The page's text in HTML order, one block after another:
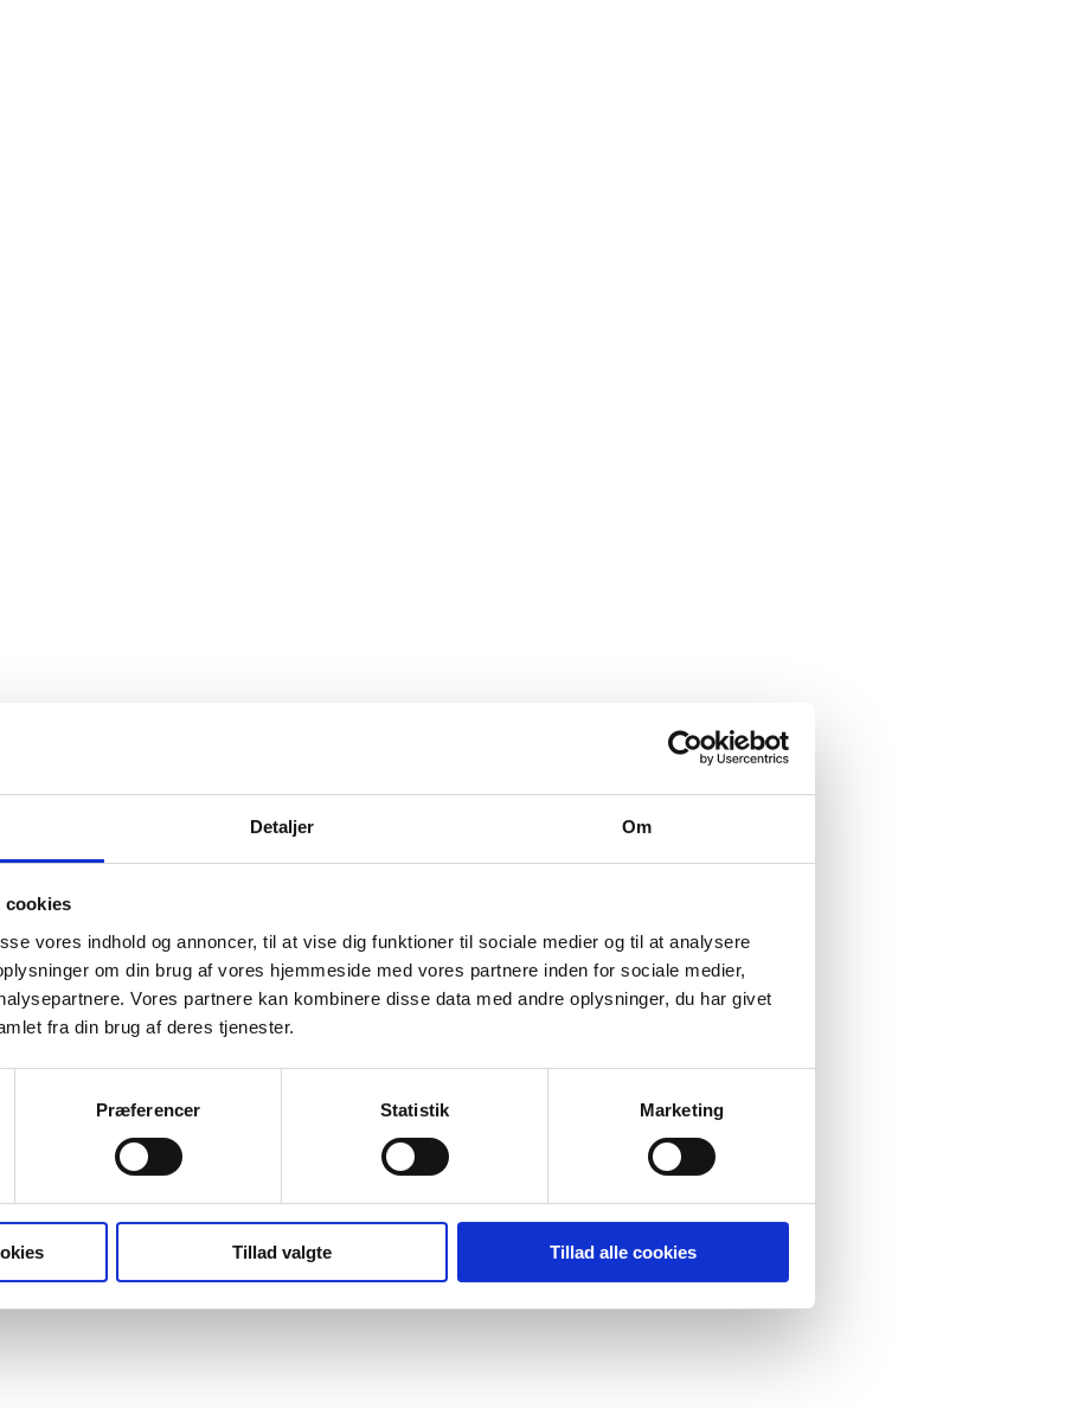
Detaljer Om
cookies
vores indhold og annoncer, til at vise dig funktioner til sociale medier og til at analysere
om din brug af vores hjemmeside med vores partnere inden for sociale medier,
Vores partnere kan kombinere disse data med andre oplysninger, du har givet
fra din brug af deres tjenester.
Præferencer Statistik Marketing
Tillad valgte Tillad alle cookies